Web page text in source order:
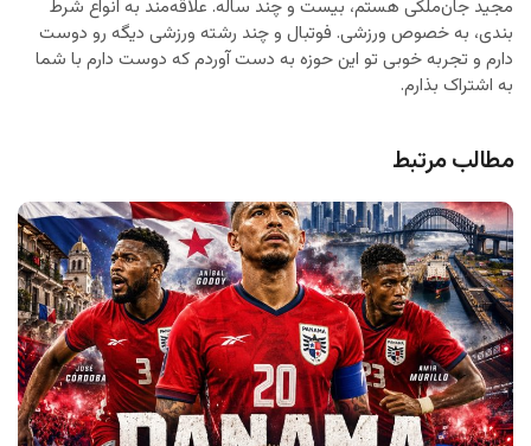
مجید جان‌ملکی هستم، بیست و چند ساله. علاقه‌مند به انواع شرط
بندی، به خصوص ورزشی. فوتبال و چند رشته ورزشی دیگه رو دوست
دارم و تجربه خوبی تو این حوزه به دست آوردم که دوست دارم با شما
به اشتراک بذارم.
مطالب مرتبط